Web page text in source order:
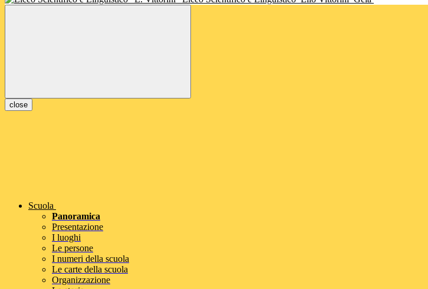
close
Scuola
Panoramica
Presentazione
I luoghi
Le persone
I numeri della scuola
Le carte della scuola
Organizzazione